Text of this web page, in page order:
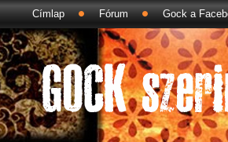
Címlap Fórum Gock a